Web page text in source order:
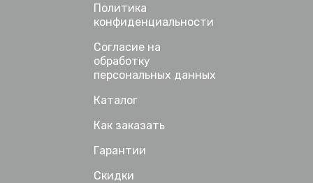
Каталог
Как заказать
Гарантии
Скидки
Политика
конфиденциальности
Согласие на
обработку
персональных данных